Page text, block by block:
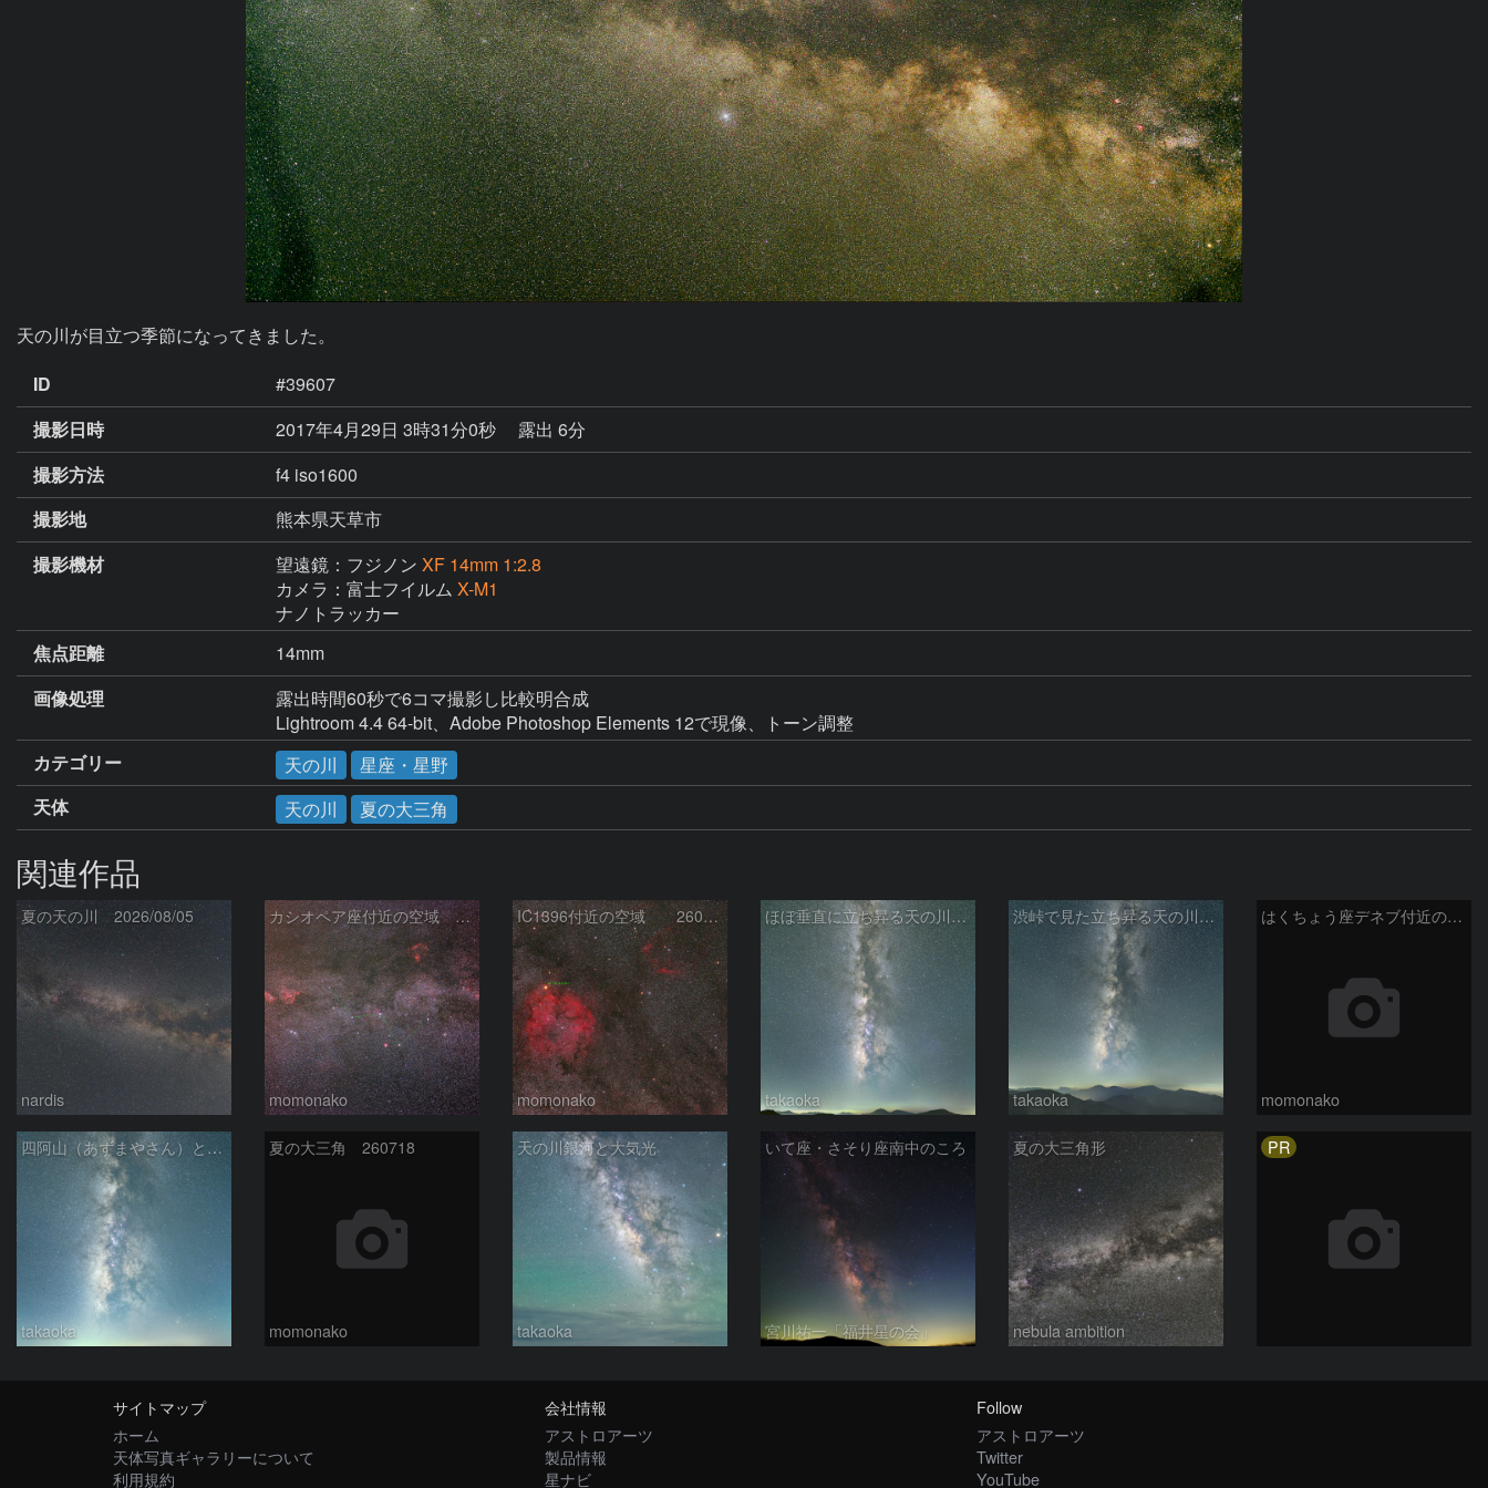
天の川が目立つ季節になってきました。
ID
#39607
撮影日時
2017年4月29日 3時31分0秒
露出 6分
撮影方法
f4 iso1600
撮影地
熊本県天草市
撮影機材
望遠鏡：フジノン XF 14mm 1:2.8
カメラ：富士フイルム X-M1
ナノトラッカー
焦点距離
14mm
画像処理
露出時間60秒で6コマ撮影し比較明合成
Lightroom 4.4 64-bit、Adobe Photoshop Elements 12で現像、トーン調整
カテゴリー
天の川
星座・星野
天体
天の川 夏の大三角
関連作品
夏の天の川 2026/08/05
nardis
カシオペア座付近の空域 260720
momonako
IC1396付近の空域 260720
momonako
ほぼ垂直に立ち昇る天の川銀河
takaoka
渋峠で見た立ち昇る天の川銀河
takaoka
はくちょう座デネブ付近の空域 260720
momonako
四阿山（あずまやさん）と立ち昇る夏の銀河
takaoka
夏の大三角 260718
momonako
天の川銀河と大気光
takaoka
いて座・さそり座南中のころ
宮川祐一「福井星の会」
夏の大三角形
nebula ambition
PR
サイトマップ
ホーム
天体写真ギャラリーについて
利用規約
会社情報
アストロアーツ
製品情報
星ナビ
Follow
アストロアーツ
Twitter
YouTube